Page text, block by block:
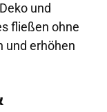
und
fließen ohne
und erhöhen